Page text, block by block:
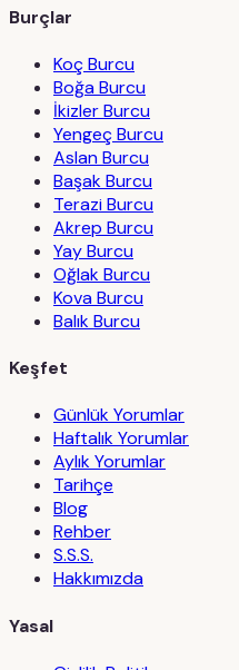
Burçlar
Koç Burcu
Boğa Burcu
İkizler Burcu
Yengeç Burcu
Aslan Burcu
Başak Burcu
Terazi Burcu
Akrep Burcu
Yay Burcu
Oğlak Burcu
Kova Burcu
Balık Burcu
Keşfet
Günlük Yorumlar
Haftalık Yorumlar
Aylık Yorumlar
Tarihçe
Blog
Rehber
S.S.S.
Hakkımızda
Yasal